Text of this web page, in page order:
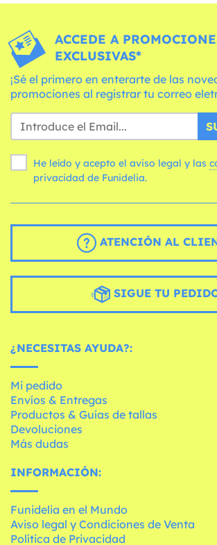
ACCEDE A
EXCLUSIVAS*
¡Sé el primero en enterarte de las
promociones al registrar tu correo
He leído y acepto el aviso legal y las
privacidad de Funidelia.
ATENCIÓN AL
SIGUE TU
¿NECESITAS AYUDA?:
Mi pedido
Envíos & Entregas
Productos & Guías de tallas
Devoluciones
Más dudas
INFORMACIÓN:
Funidelia en el Mundo
Aviso legal y Condiciones de Venta
Política de Privacidad